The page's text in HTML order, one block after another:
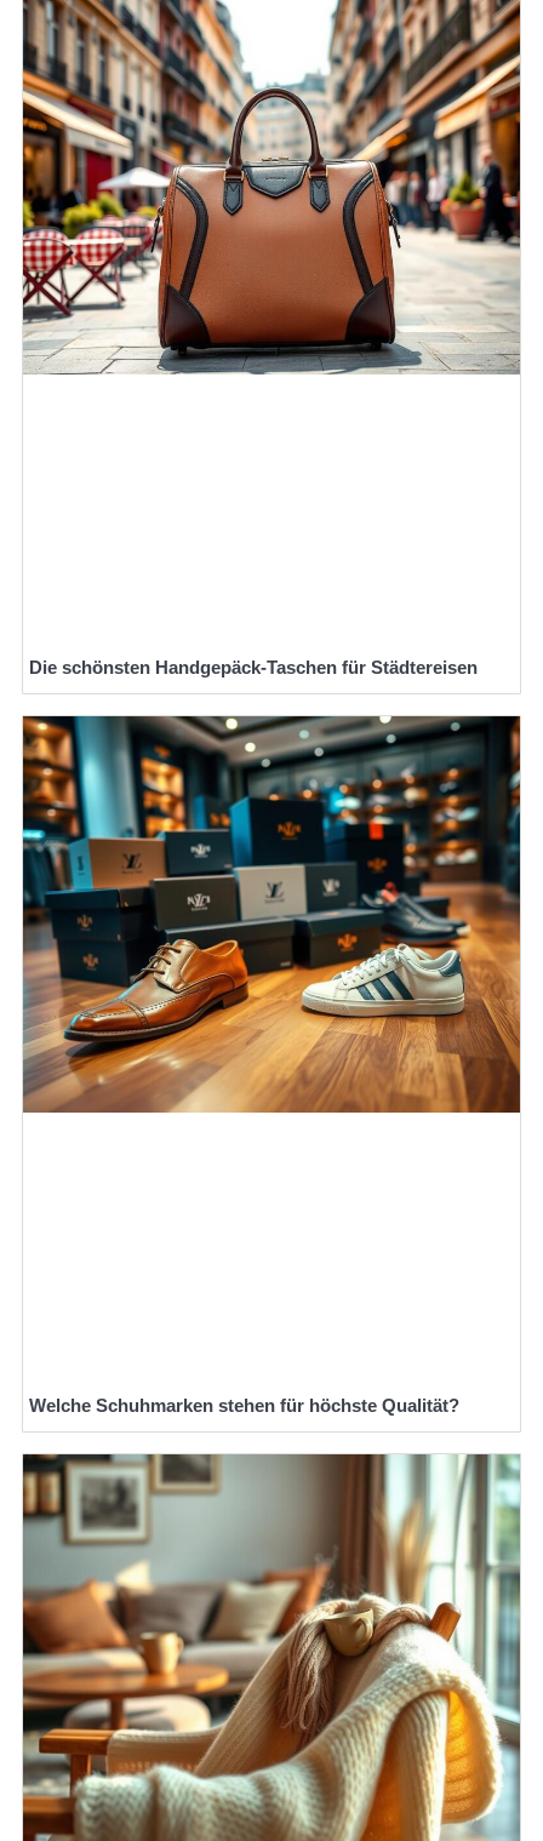
Die schönsten Handgepäck-Taschen für Städtereisen
Welche Schuhmarken stehen für höchste Qualität?